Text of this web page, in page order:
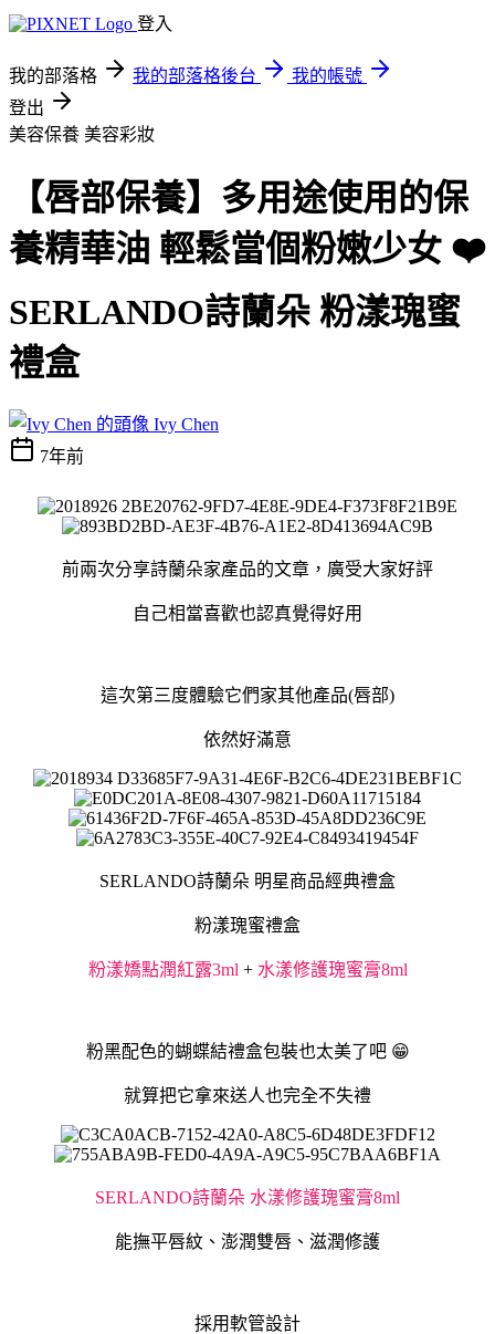
登入
我的部落格 我的部落格後台
我的帳號
登出
美容保養 美容彩妝
【唇部保養】多用途使用的保
養精華油 輕鬆當個粉嫩少女 ❤️
SERLANDO詩蘭朵 粉漾瑰蜜
禮盒
Ivy Chen
7年前
前兩次分享詩蘭朵家產品的文章 ，廣受大家好評
自己相當喜歡也認真覺得好用
這次第三度體驗它們家其他產品(唇部)
依然好滿意
SERLANDO詩蘭朵 明星商品經典禮盒
粉漾瑰蜜禮盒
粉漾嬌點潤紅露3ml + 水漾修護瑰蜜膏8ml
粉黑配色的蝴蝶結禮盒包裝也太美了吧 😁
就算把它拿來送人也完全不失禮
SERLANDO詩蘭朵 水漾修護瑰蜜膏8ml
能撫平唇紋、澎潤雙唇、滋潤修護
採用軟管設計